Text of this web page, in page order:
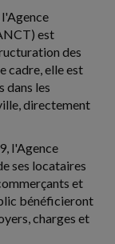
est
des
cadre, elle est
dans les
directement
l'Agence
ses locataires
et
bénéficieront
charges et